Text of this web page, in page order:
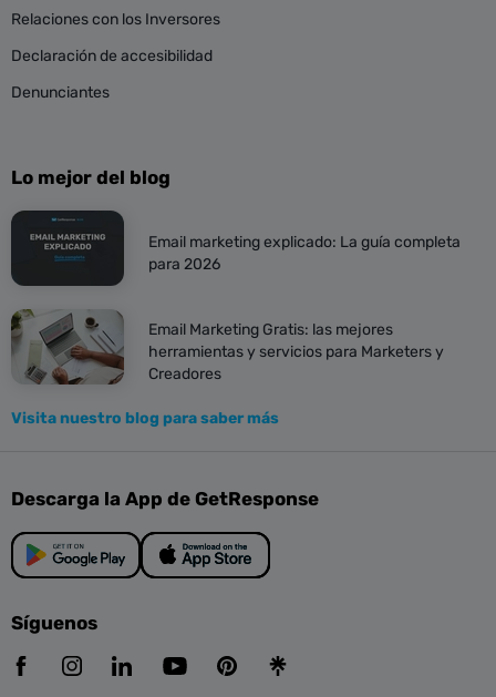
Relaciones con los Inversores
Declaración de accesibilidad
Denunciantes
Lo mejor del blog
Email marketing explicado: La guía completa
para 2026
Email Marketing Gratis: las mejores
herramientas y servicios para Marketers y
Creadores
Visita nuestro blog para saber más
Descarga la App de GetResponse
Síguenos